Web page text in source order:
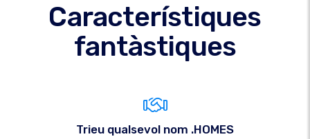
Característiques
fantàstiques
Trieu qualsevol nom .HOMES